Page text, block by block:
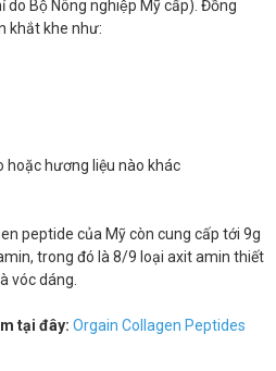
do Bộ Nông nghiệp Mỹ cấp). Đồng
khắt khe như:
hương liệu nào khác
peptide của Mỹ còn cung cấp tới 9g
trong đó là 8/9 loại axit amin thiết
vóc dáng.
tại đây: Orgain Collagen Peptides